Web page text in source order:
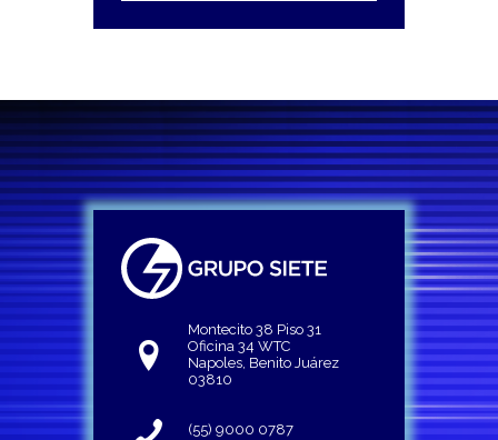
Montecito 38 Piso 31
Oficina 34 WTC
Napoles, Benito Juárez
03810
(55) 9000 0787